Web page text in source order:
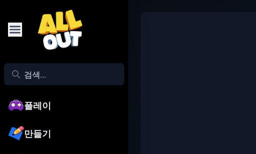
플레이
만들기